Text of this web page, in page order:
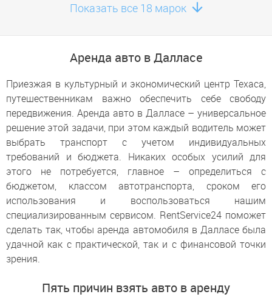
Забронировать здесь
Арлингтон
Забронировать здесь
Ирвинг
Забронировать здесь
Данканвилл
Забронировать здесь
Мескит
Показать все 18 марок
Аренда авто в Далласе
Приезжая в культурный и экономический центр Техаса,
путешественникам важно обеспечить себе свободу
передвижения. Аренда авто в Далласе – универсальное
решение этой задачи, при этом каждый водитель может
выбрать транспорт с учетом индивидуальных
требований и бюджета. Никаких особых усилий для
этого не потребуется, главное – определиться с
бюджетом, классом автотранспорта, сроком его
использования и воспользоваться нашим
специализированным сервисом. RentService24 поможет
сделать так, чтобы аренда автомобиля в Далласе была
удачной как с практической, так и с финансовой точки
зрения.
Пять причин взять авто в аренду